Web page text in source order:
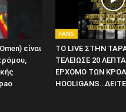
είναι
FANS
ΤΟ LIVE ΣΤΗΝ
ΤΕΛΕΙΩΣΕ 20
ΕΡΧΟΜΟ ΤΩΝ